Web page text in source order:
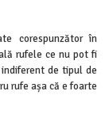
corespunzător în
rufele ce nu pot fi
de tipul de
rufe așa că e foarte